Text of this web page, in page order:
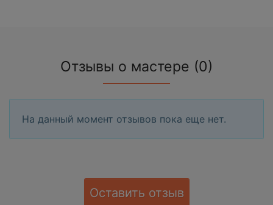
Отзывы о мастере (0)
На данный момент отзывов пока еще нет.
Оставить отзыв